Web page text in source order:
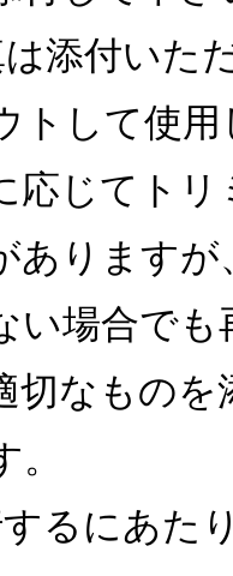
添付いた
トして使用
応じてト
あります
い場合で
切なもの
るにあた